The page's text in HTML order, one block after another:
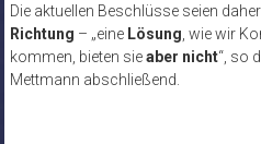
Die aktuellen Beschlüsse seien
Richtung – „eine Lösung , wie wir
kommen, bieten sieaber nicht“, so
Mettmann abschließend.